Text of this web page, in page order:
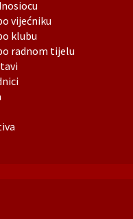
vijećniku
klubu
radnom tijelu